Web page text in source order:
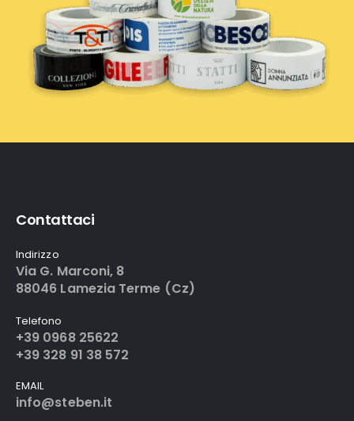
Contattaci
Indirizzo
Via G. Marconi, 8
88046 Lamezia Terme (Cz)
Telefono
+39 0968 25622
+39 328 91 38 572
EMAIL
info@steben.it